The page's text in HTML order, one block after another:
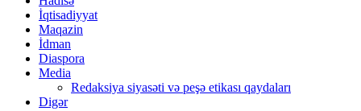
İqtisadiyyat
Maqazin
İdman
Diaspora
Media
Redaksiya siyasəti və peşə etikası qaydaları
Digər